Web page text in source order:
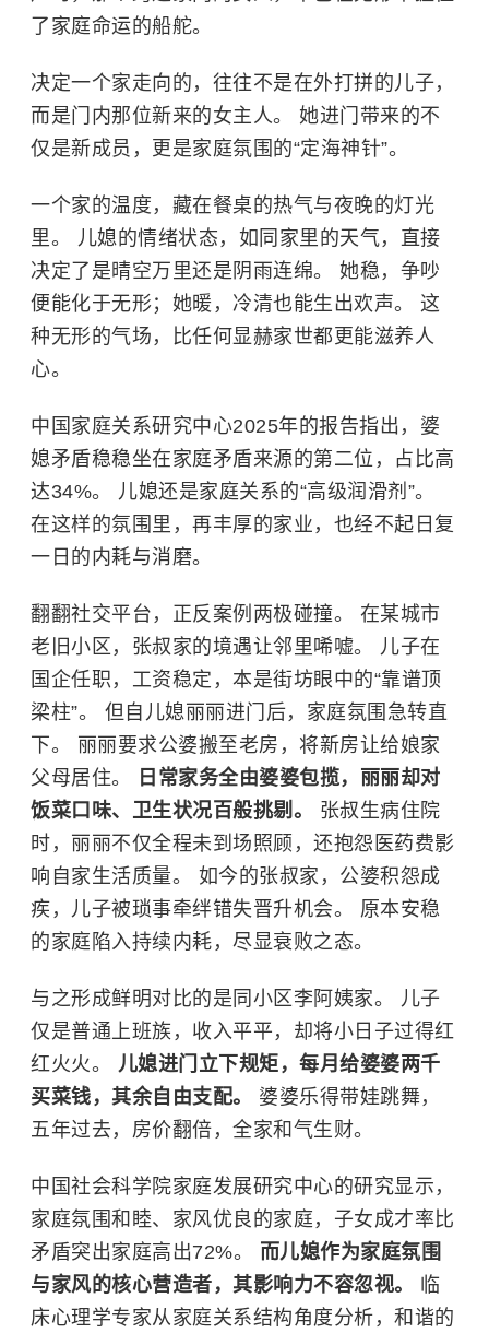
了家庭命运的船舵。
决定一个家走向的，往往不是在外打拼的儿子，
而是门内那位新来的女主人。 她进门带来的不
仅是新成员，更是家庭氛围的“定海神针”。
一个家的温度，藏在餐桌的热气与夜晚的灯光
里。 儿媳的情绪状态，如同家里的天气，直接
决定了是晴空万里还是阴雨连绵。 她稳，争吵
便能化于无形；她暖，冷清也能生出欢声。 这
种无形的气场，比任何显赫家世都更能滋养人
心。
中国家庭关系研究中心2025年的报告指出，婆
媳矛盾稳稳坐在家庭矛盾来源的第二位，占比高
达34%。 儿媳还是家庭关系的“高级润滑剂”。
在这样的氛围里，再丰厚的家业，也经不起日复
一日的内耗与消磨。
翻翻社交平台，正反案例两极碰撞。 在某城市
老旧小区，张叔家的境遇让邻里唏嘘。 儿子在
国企任职，工资稳定，本是街坊眼中的“靠谱顶
梁柱”。 但自儿媳丽丽进门后，家庭氛围急转直
下。 丽丽要求公婆搬至老房，将新房让给娘家
父母居住。
日常家务全由婆婆包揽，丽丽却对
饭菜口味、卫生状况百般挑剔。 张叔生病住院
时，丽丽不仅全程未到场照顾，还抱怨医药费影
响自家生活质量。 如今的张叔家，公婆积怨成
疾，儿子被琐事牵绊错失晋升机会。 原本安稳
的家庭陷入持续内耗，尽显衰败之态。
与之形成鲜明对比的是同小区李阿姨家。 儿子
仅是普通上班族，收入平平，却将小日子过得红
红火火。 儿媳进门立下规矩，每月给婆婆两千
买菜钱，其余自由支配。 婆婆乐得带娃跳舞，
五年过去，房价翻倍，全家和气生财。
中国社会科学院家庭发展研究中心的研究显示，
家庭氛围和睦、家风优良的家庭，子女成才率比
矛盾突出家庭高出72%。 而儿媳作为家庭氛围
与家风的核心营造者，其影响力不容忽视。 临
床心理学专家从家庭关系结构角度分析，和谐的